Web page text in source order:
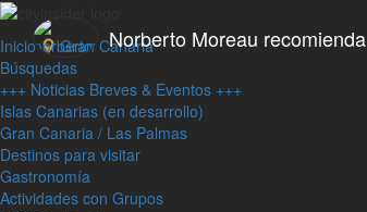
Norberto Moreau recomienda
Inicio
Gran Canaria
Búsquedas
+++ Noticias Breves & Eventos +++
Islas Canarias (en desarrollo)
Gran Canaria / Las Palmas
Destinos para visitar
Gastronomía
Actividades con Grupos